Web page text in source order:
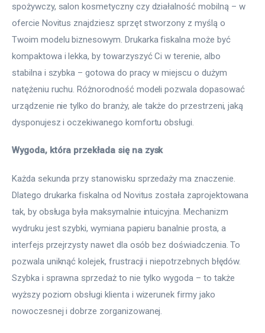
spożywczy, salon kosmetyczny czy działalność mobilną – w
ofercie Novitus znajdziesz sprzęt stworzony z myślą o
Twoim modelu biznesowym. Drukarka fiskalna może być
kompaktowa i lekka, by towarzyszyć Ci w terenie, albo
stabilna i szybka – gotowa do pracy w miejscu o dużym
natężeniu ruchu. Różnorodność modeli pozwala dopasować
urządzenie nie tylko do branży, ale także do przestrzeni, jaką
dysponujesz i oczekiwanego komfortu obsługi.
Wygoda, która przekłada się na zysk
Każda sekunda przy stanowisku sprzedaży ma znaczenie.
Dlatego drukarka fiskalna od Novitus została zaprojektowana
tak, by obsługa była maksymalnie intuicyjna. Mechanizm
wydruku jest szybki, wymiana papieru banalnie prosta, a
interfejs przejrzysty nawet dla osób bez doświadczenia. To
pozwala uniknąć kolejek, frustracji i niepotrzebnych błędów.
Szybka i sprawna sprzedaż to nie tylko wygoda – to także
wyższy poziom obsługi klienta i wizerunek firmy jako
nowoczesnej i dobrze zorganizowanej.